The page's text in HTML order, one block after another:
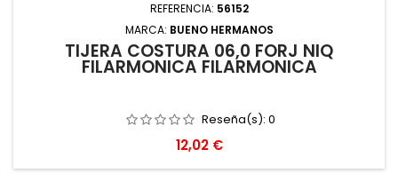
REFERENCIA: 56152
MARCA: BUENO HERMANOS
TIJERA COSTURA 06,0 FORJ NIQ
FILARMONICA FILARMONICA
Reseña(s): 0
Precio
12,02 €